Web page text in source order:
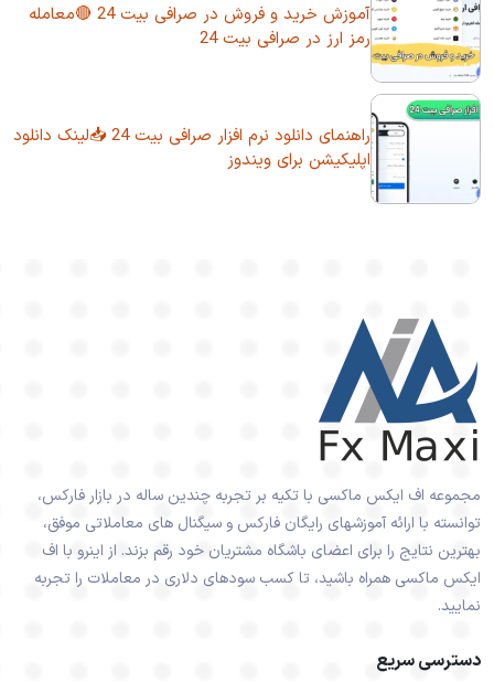
آموزش خرید و فروش در صرافی بیت 24 🔴معامله
رمز ارز در صرافی بیت 24
راهنمای دانلود نرم افزار صرافی بیت 24 📥لینک دانلود
اپلیکیشن برای ویندوز
مجموعه اف ایکس ماکسی با تکیه بر تجربه چندین ساله در بازار فارکس،
توانسته با ارائه آموزشهای رایگان فارکس و سیگنال های معاملاتی موفق،
بهترین نتایج را برای اعضای باشگاه مشتریان خود رقم بزند. از اینرو با اف
ایکس ماکسی همراه باشید، تا کسب سودهای دلاری در معاملات را تجربه
نمایید.
دسترسی سریع